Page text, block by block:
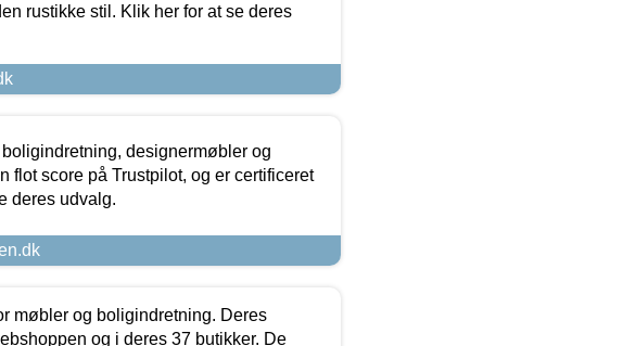
rustikke stil. Klik her for at se deres
designermøbler og
flot score på Trustpilot, og er certificeret
deres udvalg.
møbler og boligindretning. Deres
og i deres 37 butikker. De